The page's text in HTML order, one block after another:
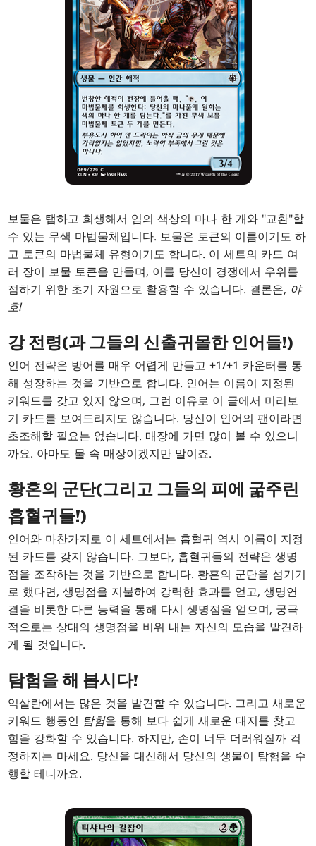
보물은 탭하고 희생해서 임의 색상의 마나 한 개와 "교환"할
수 있는 무색 마법물체입니다. 보물은 토큰의 이름이기도 하
고 토큰의 마법물체 유형이기도 합니다. 이 세트의 카드 여
러 장이 보물 토큰을 만들며, 이를 당신이 경쟁에서 우위를
점하기 위한 초기 자원으로 활용할 수 있습니다. 결론은, 야
호!
강 전령(과 그들의 신출귀몰한 인어들!)
인어 전략은 방어를 매우 어렵게 만들고 +1/+1 카운터를 통
해 성장하는 것을 기반으로 합니다. 인어는 이름이 지정된
키워드를 갖고 있지 않으며, 그런 이유로 이 글에서 미리보
기 카드를 보여드리지도 않습니다. 당신이 인어의 팬이라면
초조해할 필요는 없습니다. 매장에 가면 많이 볼 수 있으니
까요. 아마도 물 속 매장이겠지만 말이죠.
황혼의 군단(그리고 그들의 피에 굶주린
흡혈귀들!)
인어와 마찬가지로 이 세트에서는 흡혈귀 역시 이름이 지정
된 카드를 갖지 않습니다. 그보다, 흡혈귀들의 전략은 생명
점을 조작하는 것을 기반으로 합니다. 황혼의 군단을 섬기기
로 했다면, 생명점을 지불하여 강력한 효과를 얻고, 생명연
결을 비롯한 다른 능력을 통해 다시 생명점을 얻으며, 궁극
적으로는 상대의 생명점을 비워 내는 자신의 모습을 발견하
게 될 것입니다.
탐험을 해 봅시다!
익살란에서는 많은 것을 발견할 수 있습니다. 그리고 새로운
키워드 행동인 탐험을 통해 보다 쉽게 새로운 대지를 찾고
힘을 강화할 수 있습니다. 하지만, 손이 너무 더러워질까 걱
정하지는 마세요. 당신을 대신해서 당신의 생물이 탐험을 수
행할 테니까요.